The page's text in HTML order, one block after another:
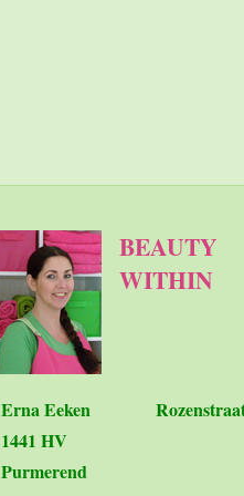
BEAUTY
WITHIN
Erna Eeken
1441 HV
Purmerend